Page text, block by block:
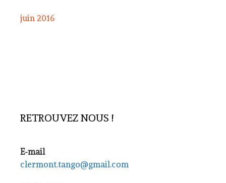
juin 2016
RETROUVEZ NOUS !
E-mail
clermont.tango@gmail.com